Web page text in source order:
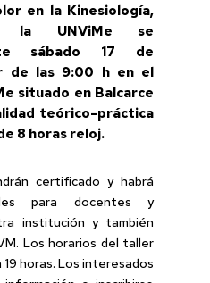
en la Kinesiología,
la UNViMe se
sábado 17 de
de las 9:00 h en el
situado en Balcarce
teórico-práctica
8 horas reloj.
certificado y habrá
para docentes y
institución y también
Los horarios del taller
19 horas. Los interesados